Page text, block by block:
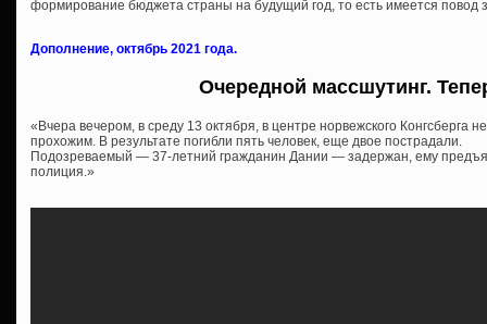
формирование бюджета страны на будущий год, то есть имеется повод
Дополнение, октябрь 2021 года.
Очередной массшутинг.
«Вчера вечером, в среду 13 октября, в центре норвежского Конгсберга
прохожим. В результате погибли пять человек, еще двое пострадали.
Подозреваемый — 37-летний гражданин Дании — задержан, ему
полиция.»